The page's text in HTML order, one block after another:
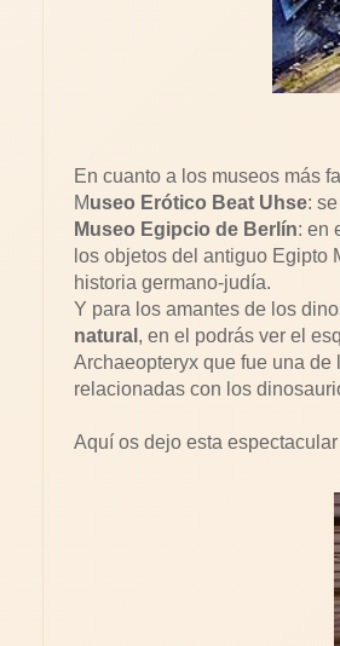
En cuanto a los museos más
Museo Erótico Beat Uhse:
Museo Egipcio de Berlín: en
los objetos del antiguo Egipto
historia germano-judía.
Y para los amantes de los
natural , en el podrás ver el
Archaeopteryx que fue una
relacionadas con los
Aquí os dejo esta